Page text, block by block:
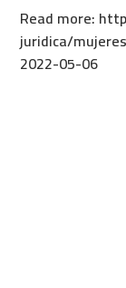
Read more:
juridica/
2022-05-06